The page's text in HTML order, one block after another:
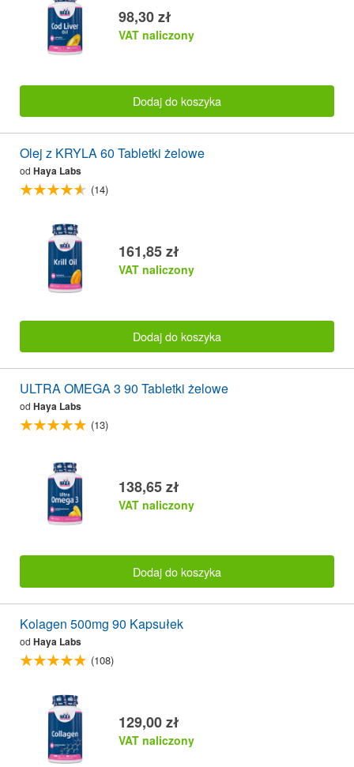
98,30 zł
VAT naliczony
Dodaj do koszyka
Olej z KRYLA 60 Tabletki żelowe
od Haya Labs
(14)
161,85 zł
VAT naliczony
Dodaj do koszyka
ULTRA OMEGA 3 90 Tabletki żelowe
od Haya Labs
(13)
138,65 zł
VAT naliczony
Dodaj do koszyka
Kolagen 500mg 90 Kapsułek
od Haya Labs
(108)
129,00 zł
VAT naliczony